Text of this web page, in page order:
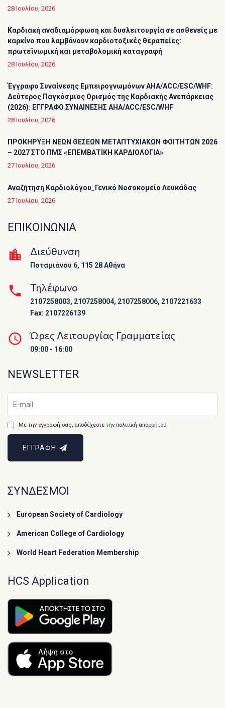
28 Ιουλίου, 2026
Καρδιακή αναδιαμόρφωση και δυσλειτουργία σε ασθενείς με
καρκίνο που λαμβάνουν καρδιοτοξικές θεραπείες:
πρωτεϊνωμική και μεταβολομική καταγραφή
28 Ιουλίου, 2026
Έγγραφο Συναίνεσης Εμπειρογνωμόνων AHA/ACC/ESC/WHF:
Δεύτερος Παγκόσμιος Ορισμός της Καρδιακής Ανεπάρκειας
(2026): ΕΓΓΡΑΦΟ ΣΥΝΑΙΝΕΣΗΣ AHA/ACC/ESC/WHF
28 Ιουλίου, 2026
ΠΡΟΚΗΡΥΞΗ ΝΕΩΝ ΘΕΣΕΩΝ ΜΕΤΑΠΤΥΧΙΑΚΩΝ ΦΟΙΤΗΤΩΝ 2026
– 2027 ΣΤΟ ΠΜΣ «ΕΠΕΜΒΑΤΙΚΗ ΚΑΡΔΙΟΛΟΓΙΑ»
27 Ιουλίου, 2026
Αναζήτηση Καρδιολόγου_Γενικό Νοσοκομείο Λευκάδας
27 Ιουλίου, 2026
ΕΠΙΚΟΙΝΩΝΙΑ
Διεύθυνση
Ποταμιάνου 6, 115 28 Αθήνα
Τηλέφωνο
2107258003, 2107258004, 2107258006, 2107221633
Fax: 2107226139
Ώρες Λειτουργίας Γραμματείας
09:00 - 16:00
NEWSLETTER
Με την εγγραφή σας, αποδέχεστε την πολιτική απορρήτου
ΕΓΓΡΑΦΗ
ΣΥΝΔΕΣΜΟΙ
European Society of Cardiology
American College of Cardiology
World Heart Federation Membership
HCS Application